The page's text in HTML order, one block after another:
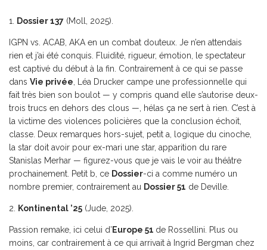
1. Dossier 137 (Moll, 2025).
IGPN vs. ACAB, AKA en un combat douteux. Je n’en attendais
rien et j’ai été conquis. Fluidité, rigueur, émotion, le spectateur
est captivé du début à la fin. Contrairement à ce qui se passe
dans Vie privée , Léa Drucker campe une professionnelle qui
fait très bien son boulot — y compris quand elle s’autorise deux-
trois trucs en dehors des clous —, hélas ça ne sert à rien. C’est à
la victime des violences policières que la conclusion échoit,
classe. Deux remarques hors-sujet, petit a, logique du cinoche,
la star doit avoir pour ex-mari une star, apparition du rare
Stanislas Merhar — figurez-vous que je vais le voir au théâtre
prochainement. Petit b, ce Dossier-ci a comme numéro un
nombre premier, contrairement au Dossier 51 de Deville.
2. Kontinental ’25 (Jude, 2025).
Passion remake, ici celui d’ Europe 51 de Rossellini. Plus ou
moins, car contrairement à ce qui arrivait à Ingrid Bergman chez